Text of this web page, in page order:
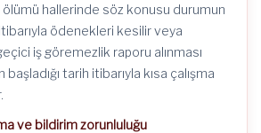
ölümü hallerinde söz konusu durumun
ödenekleri kesilir veya
iş göremezlik raporu alınması
tarih itibarıyla kısa çalışma
ve bildirim zorunluluğu